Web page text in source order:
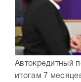
Автокредитный
итогам 7